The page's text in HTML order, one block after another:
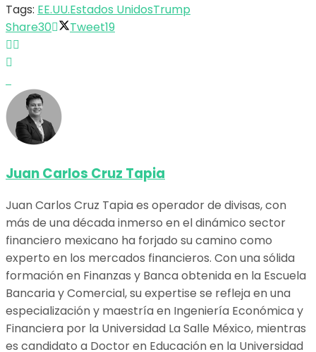
Tags: EE.UU.Estados UnidosTrump
Share30 Tweet19
Juan Carlos Cruz Tapia
Juan Carlos Cruz Tapia es operador de divisas, con
más de una década inmerso en el dinámico sector
financiero mexicano ha forjado su camino como
experto en los mercados financieros. Con una sólida
formación en Finanzas y Banca obtenida en la Escuela
Bancaria y Comercial, su expertise se refleja en una
especialización y maestría en Ingeniería Económica y
Financiera por la Universidad La Salle México, mientras
es candidato a Doctor en Educación en la Universidad